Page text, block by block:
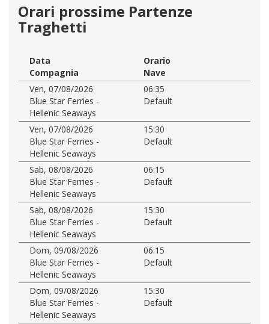
Orari prossime Partenze
Traghetti
Data
Orario
Compagnia
Nave
Ven, 07/08/2026
06:35
Blue Star Ferries -
Hellenic Seaways
Default
Ven, 07/08/2026
15:30
Blue Star Ferries -
Hellenic Seaways
Default
Sab, 08/08/2026
06:15
Blue Star Ferries -
Hellenic Seaways
Default
Sab, 08/08/2026
15:30
Blue Star Ferries -
Hellenic Seaways
Default
Dom, 09/08/2026
06:15
Blue Star Ferries -
Hellenic Seaways
Default
Dom, 09/08/2026
15:30
Blue Star Ferries -
Hellenic Seaways
Default